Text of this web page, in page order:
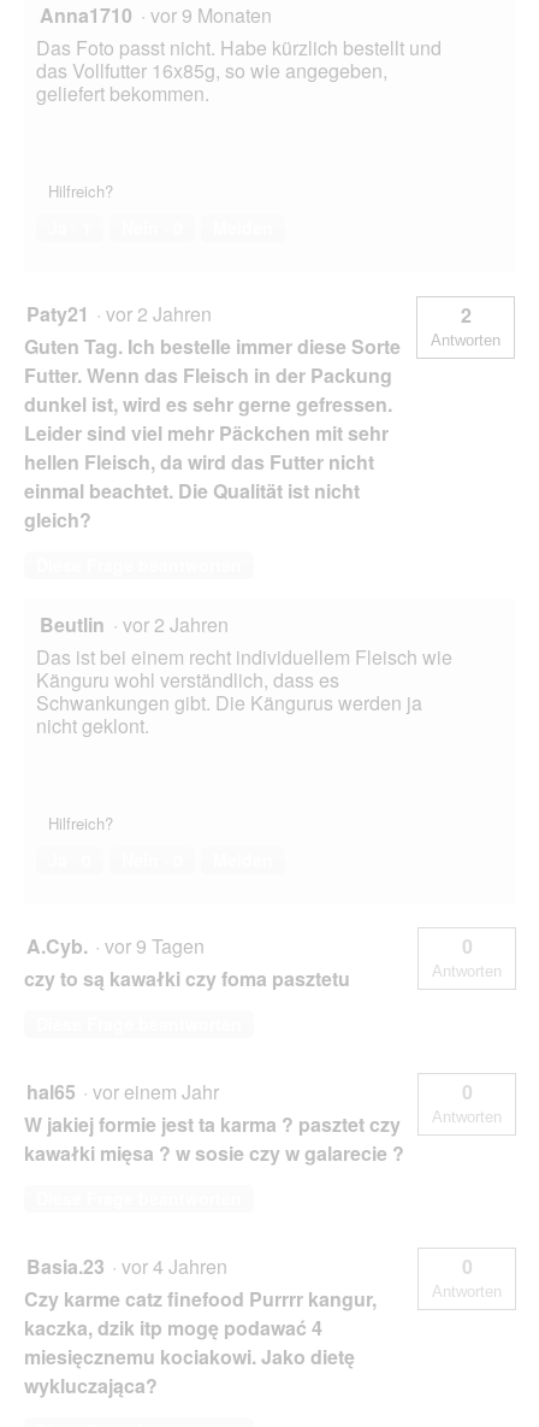
Anna1710 · vor 9 Monaten
Das Foto passt nicht. Habe kürzlich bestellt und
das Vollfutter 16x85g, so wie angegeben,
geliefert bekommen.
Hilfreich?
Paty21 · vor 2 Jahren
Guten Tag. Ich bestelle immer diese Sorte
Futter. Wenn das Fleisch in der Packung
dunkel ist, wird es sehr gerne gefressen.
Leider sind viel mehr Päckchen mit sehr
hellen Fleisch, da wird das Futter nicht
einmal beachtet. Die Qualität ist nicht
gleich?
2
Antworten
Beutlin · vor 2 Jahren
Das ist bei einem recht individuellem Fleisch wie
Känguru wohl verständlich, dass es
Schwankungen gibt. Die Kängurus werden ja
nicht geklont.
Hilfreich?
A.Cyb. · vor 9 Tagen
czy to są kawałki czy foma pasztetu
0
Antworten
hal65 · vor einem Jahr
W jakiej formie jest ta karma ? pasztet czy
kawałki mięsa ? w sosie czy w galarecie ?
0
Antworten
Basia.23 · vor 4 Jahren
Czy karme catz finefood Purrrr kangur,
kaczka, dzik itp mogę podawać 4
miesięcznemu kociakowi. Jako dietę
wykluczająca?
0
Antworten